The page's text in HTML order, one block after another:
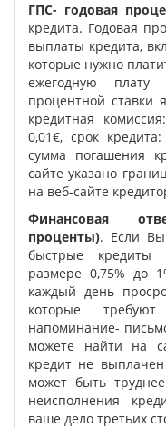
ГПС- годовая
кредита. Годовая
выплаты кредита,
которые нужно
ежегодную
процентной ставки
кредитная
0,01€, срок
сумма погашения
сайте указано
на веб-сайте
Финансовая
проценты). Если Вы
быстрые кредиты
размере 0,75% до
каждый день
которые
напоминание-
можете найти на
кредит не
может быть
неисполнения
ваше дело третьих